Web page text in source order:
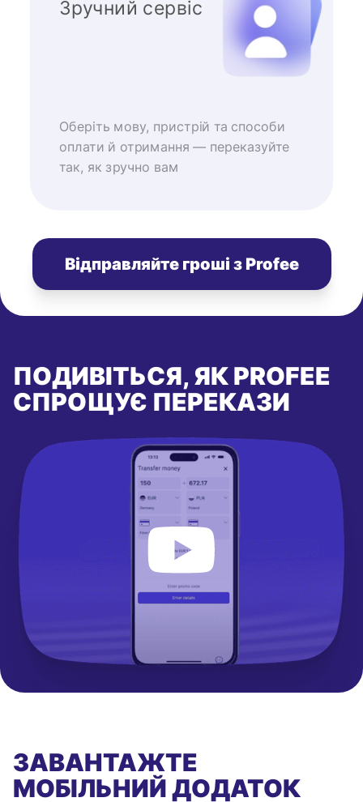
Зручний сервіс
Оберіть мову, пристрій та способи
оплати й отримання — переказуйте
так, як зручно вам
Відправляйте гроші з Profee
ПОДИВІТЬСЯ, ЯК PROFEE
СПРОЩУЄ ПЕРЕКАЗИ
ЗАВАНТАЖТЕ
МОБІЛЬНИЙ ДОДАТОК